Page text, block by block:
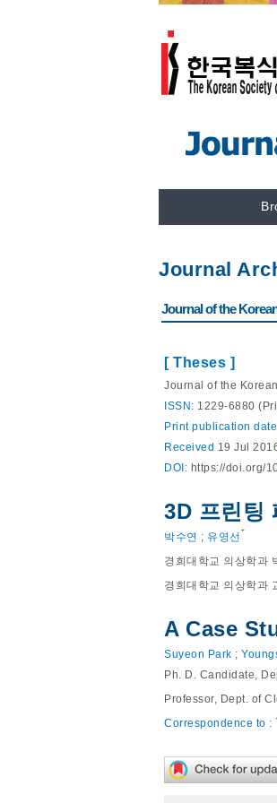
Journal
Journal of the
[ Theses ]
Journal of the
ISSN: 1229-6880
Print publication date
Received 19 Jul
DOI: https://doi.org/
3D 프린팅
박수연 ; 유영선⁺
경희대학교 의상학과
경희대학교 의상학과
A Case
Suyeon Park ;
Ph. D. Candidate,
Professor, Dept. of
Correspondence to : ⁺